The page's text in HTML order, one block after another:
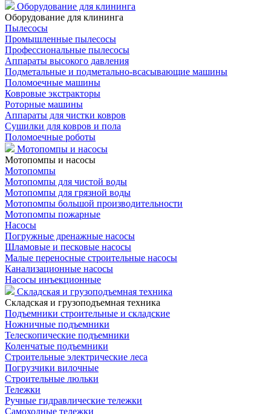
Оборудование для клининга
Оборудование для клининга
Пылесосы
Промышленные пылесосы
Профессиональные пылесосы
Аппараты высокого давления
Подметальные и подметально-всасывающие машины
Поломоечные машины
Ковровые экстракторы
Роторные машины
Аппараты для чистки ковров
Сушилки для ковров и пола
Поломоечные роботы
Мотопомпы и насосы
Мотопомпы и насосы
Мотопомпы
Мотопомпы для чистой воды
Мотопомпы для грязной воды
Мотопомпы большой производительности
Мотопомпы пожарные
Насосы
Погружные дренажные насосы
Шламовые и песковые насосы
Малые переносные строительные насосы
Канализационные насосы
Насосы инъекционные
Складская и грузоподъемная техника
Складская и грузоподъемная техника
Подъемники строительные и складские
Ножничные подъемники
Телескопические подъемники
Коленчатые подъемники
Строительные электрические леса
Погрузчики вилочные
Строительные люльки
Тележки
Ручные гидравлические тележки
Самоходные тележки